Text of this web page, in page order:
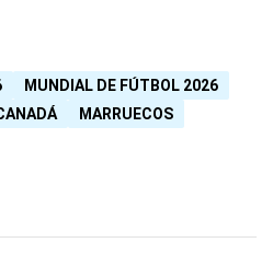
MUNDIAL DE FÚTBOL 2026
MARRUECOS